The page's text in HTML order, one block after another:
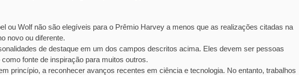
ou Wolf não são elegíveis para o Prêmio Harvey a menos que as realizações citadas na
novo ou diferente.
de destaque em um dos campos descritos acima. Eles devem ser pessoas
fonte de inspiração para muitos outros.
princípio, a reconhecer avanços recentes em ciência e tecnologia. No entanto, trabalhos